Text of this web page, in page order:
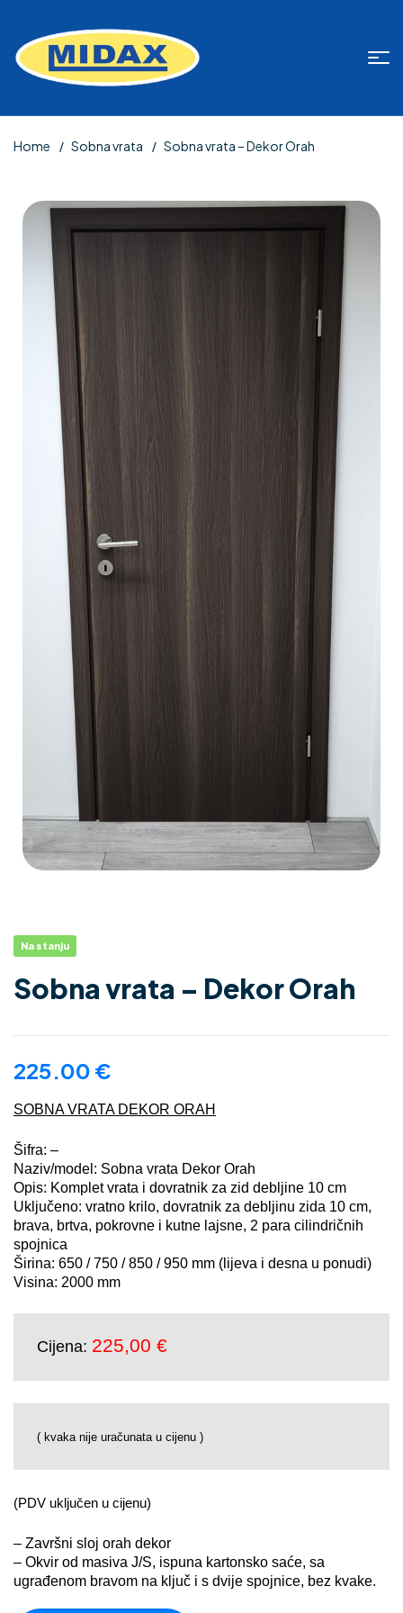
Home Sobna vrata Sobna vrata – Dekor Orah
Na stanju
Sobna vrata – Dekor Orah
225.00 €
SOBNA VRATA DEKOR ORAH
Šifra: –
Naziv/model: Sobna vrata Dekor Orah
Opis: Komplet vrata i dovratnik za zid debljine 10 cm
Uključeno: vratno krilo, dovratnik za debljinu zida 10 cm,
brava, brtva, pokrovne i kutne lajsne, 2 para cilindričnih
spojnica
Širina: 650 / 750 / 850 / 950 mm (lijeva i desna u ponudi)
Visina: 2000 mm
Cijena: 225,00 €
( kvaka nije uračunata u cijenu )
(PDV uključen u cijenu)
– Završni sloj orah dekor
– Okvir od masiva J/S, ispuna kartonsko saće, sa
ugrađenom bravom na ključ i s dvije spojnice, bez kvake.